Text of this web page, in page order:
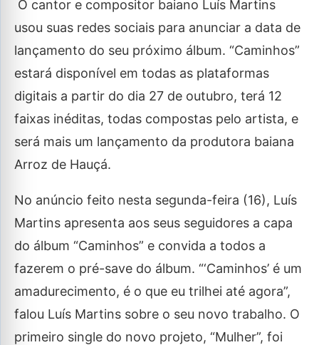
O cantor e compositor baiano Luís Martins
usou suas redes sociais para anunciar a data de
lançamento do seu próximo álbum. “Caminhos”
estará disponível em todas as plataformas
digitais a partir do dia 27 de outubro, terá 12
faixas inéditas, todas compostas pelo artista, e
será mais um lançamento da produtora baiana
Arroz de Hauçá.
No anúncio feito nesta segunda-feira (16), Luís
Martins apresenta aos seus seguidores a capa
do álbum “Caminhos” e convida a todos a
fazerem o pré-save do álbum. “‘Caminhos’ é um
amadurecimento, é o que eu trilhei até agora”,
falou Luís Martins sobre o seu novo trabalho. O
primeiro single do novo projeto, “Mulher”, foi